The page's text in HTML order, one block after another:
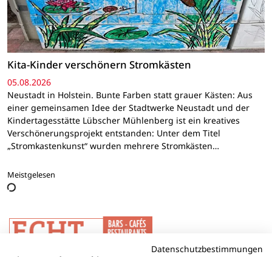
Kita-Kinder verschönern Stromkästen
05.08.2026
Neustadt in Holstein. Bunte Farben statt grauer Kästen: Aus
einer gemeinsamen Idee der Stadtwerke Neustadt und der
Kindertagesstätte Lübscher Mühlenberg ist ein kreatives
Verschönerungsprojekt entstanden: Unter dem Titel
„Stromkastenkunst“ wurden mehrere Stromkästen…
Meistgelesen
Datenschutzbestimmungen